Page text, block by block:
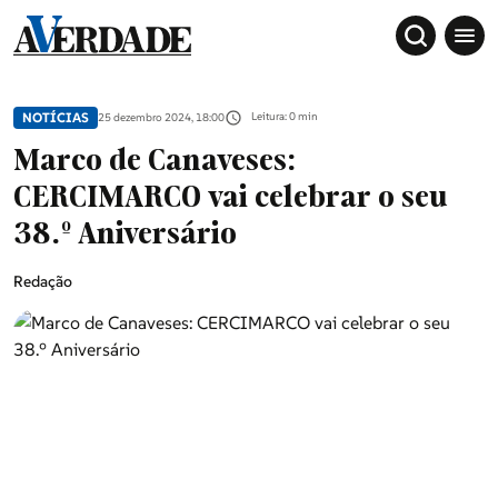
Sociedade
NOTÍCIAS 25 dezembro 2024, 18:00 Leitura: 0 min
Marco de Canaveses:
CERCIMARCO vai celebrar o seu
38.º Aniversário
Redação